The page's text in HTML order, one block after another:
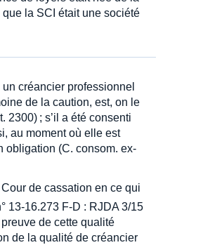
la SCI était une société
créancier professionnel
de la caution, est, on le
2300) ; s’il a été consenti
au moment où elle est
obligation (C. consom. ex-
de cassation en ce qui
13-16.273 F-D : RJDA 3/15
de cette qualité
de la qualité de créancier